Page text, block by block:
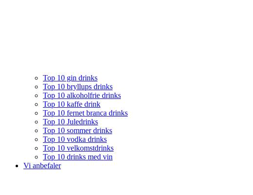
Top 10 gin drinks
Top 10 bryllups drinks
Top 10 alkoholfrie drinks
Top 10 kaffe drink
Top 10 fernet branca drinks
Top 10 Juledrinks
Top 10 sommer drinks
Top 10 vodka drinks
Top 10 velkomstdrinks
Top 10 drinks med vin
Vi anbefaler